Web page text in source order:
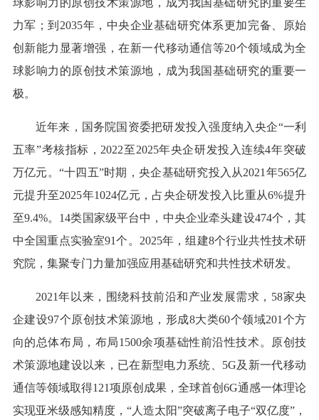
球影响力的原创技术策源地，成为我国基础研究的重要生
力军；到2035年，中央企业基础研究体系更加完备、原始
创新能力显著增强，在新一代移动通信等20个领域成为全
球影响力的原创技术策源地，成为我国基础研究的重要一
极。
近年来，国务院国资委把研发投入强度纳入央企“一利
五率”考核指标，2022至2025年央企研发投入连续4年突破
万亿元。“十四五”时期，央企基础研究投入从2021年565亿
元提升至2025年1024亿元，占央企研发投入比重从6%提升
至9.4%。14类国家级平台中，中央企业牵头建设474个，其
中全国重点实验室91个。2025年，组建8个行业共性技术研
究院，集聚专门力量加强应用基础研究和共性技术研发。
2021年以来，围绕科技前沿和产业发展需求，58家央
企建设97个原创技术策源地，形成8大类60个领域201个方
向的总体布局，布局1500余项基础性前沿性技术。原创技
术策源地建设以来，已在新型电力系统、5G及新一代移动
通信等领域取得121项原创成果，全球首创6G通感一体理论
实现亚米级感知精度，“人造太阳”突破离子电子“双亿度”，